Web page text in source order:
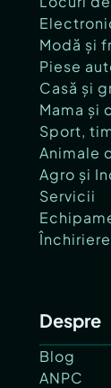
Modă și
Piese
Casă și
Mama și
Sport,
Animale
Agro și
Servicii
Despre
Blog
ANPC